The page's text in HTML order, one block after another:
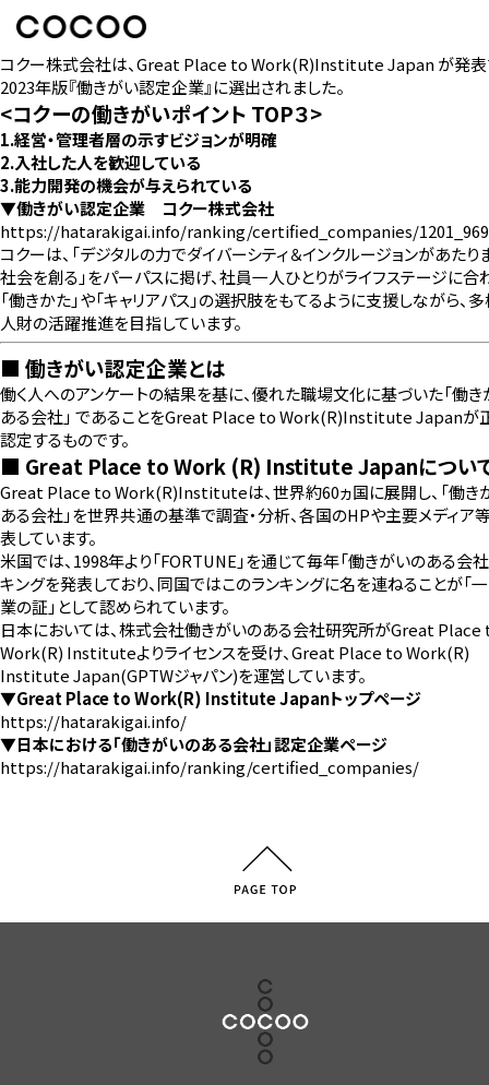
コクー株式会社は、Great Place to Work(R)Institute Japan が発表
2023年版『働きがい認定企業』に選出されました。
<コクーの働きがいポイント TOP３>
1.経営・管理者層の示すビジョンが明確
2.入社した人を歓迎している
3.能力開発の機会が与えられている
▼働きがい認定企業 コクー株式会社
https://hatarakigai.info/ranking/certified_companies/
コクーは、「デジタルの力でダイバーシティ＆インクルージョンがあたり
社会を創る」をパーパスに掲げ、社員一人ひとりがライフステージに合
「働きかた」や「キャリアパス」の選択肢をもてるように支援しながら、
人財の活躍推進を目指しています。
■ 働きがい認定企業とは
働く人へのアンケートの結果を基に、優れた職場文化に基づいた「働き
ある会社」 であることをGreat Place to Work(R)Institute Japanが
認定するものです。
■ Great Place to Work (R) Institute Japanについ
Great Place to Work(R)Instituteは、世界約60ヵ国に展開し、「働き
ある会社」を世界共通の基準で調査・分析、各国のHPや主要メディア
表しています。
米国では、1998年より「FORTUNE」を通じて毎年「働きがいのある会社
キングを発表しており、同国ではこのランキングに名を連ねることが「
業の証」として認められています。
日本においては、株式会社働きがいのある会社研究所がGreat Place
Work(R) Instituteよりライセンスを受け、Great Place to Work(R)
Institute Japan(GPTWジャパン)を運営しています。
▼Great Place to Work(R) Institute Japanトップページ
https://hatarakigai.info/
▼日本における「働きがいのある会社」認定企業ページ
https://hatarakigai.info/ranking/certified_companies/